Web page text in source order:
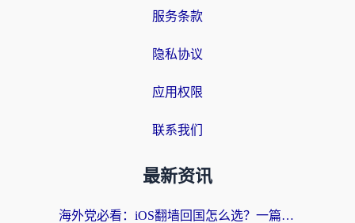
服务条款
隐私协议
应用权限
联系我们
最新资讯
海外党必看：iOS翻墙回国怎么选？一篇搞定无缝访问国内资源